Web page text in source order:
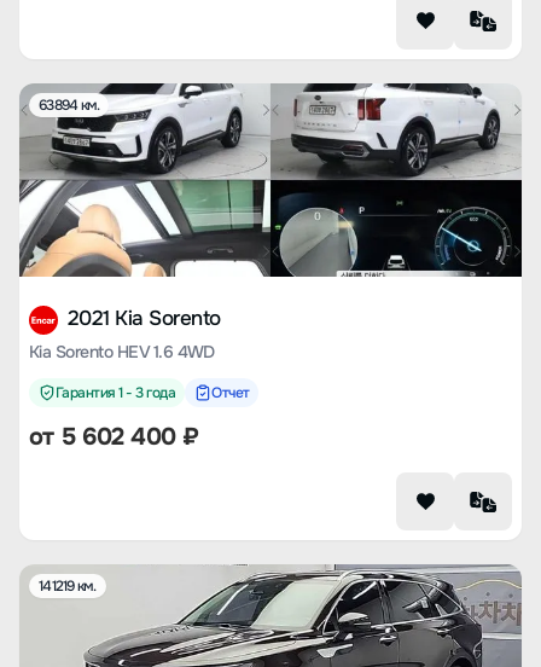
63894 км.
2021 Kia Sorento
Kia Sorento HEV 1.6 4WD
Гарантия 1 - 3 года Отчет
от 5 602 400₽
141219 км.